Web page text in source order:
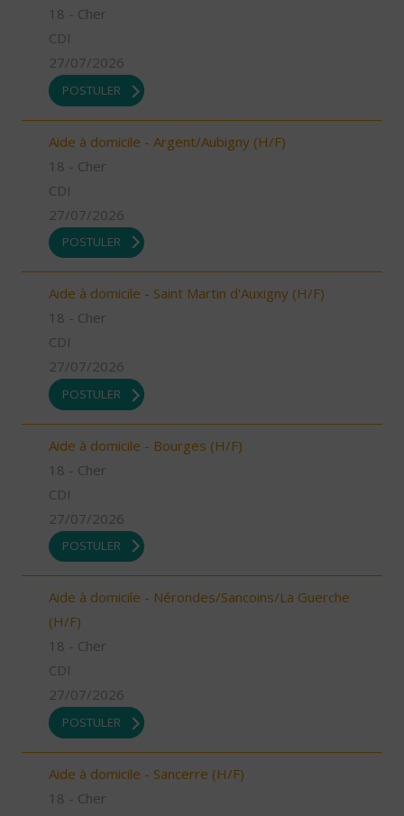
18 - Cher
CDI
27/07/2026
POSTULER
Aide à domicile - Argent/Aubigny (H/F)
18 - Cher
CDI
27/07/2026
POSTULER
Aide à domicile - Saint Martin d'Auxigny (H/F)
18 - Cher
CDI
27/07/2026
POSTULER
Aide à domicile - Bourges (H/F)
18 - Cher
CDI
27/07/2026
POSTULER
Aide à domicile - Nérondes/Sancoins/La Guerche
(H/F)
18 - Cher
CDI
27/07/2026
POSTULER
Aide à domicile - Sancerre (H/F)
18 - Cher